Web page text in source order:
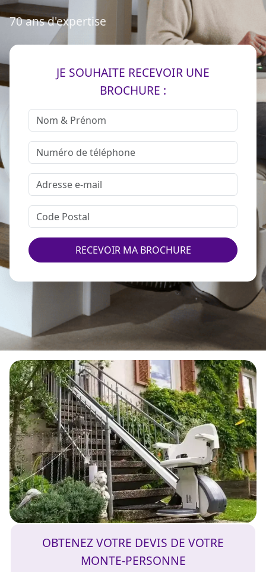
70 ans d'expertise
JE SOUHAITE RECEVOIR UNE
BROCHURE :
RECEVOIR MA BROCHURE
OBTENEZ VOTRE DEVIS DE VOTRE
MONTE-PERSONNE